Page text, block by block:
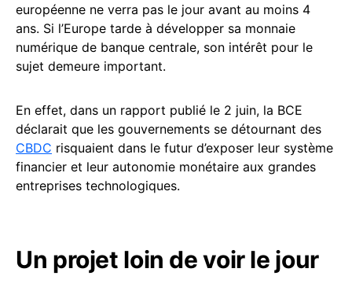
européenne ne verra pas le jour avant au moins 4
ans. Si l’Europe tarde à développer sa monnaie
numérique de banque centrale, son intérêt pour le
sujet demeure important.
En effet, dans un rapport publié le 2 juin, la BCE
déclarait que les gouvernements se détournant des
CBDC risquaient dans le futur d’exposer leur système
financier et leur autonomie monétaire aux grandes
entreprises technologiques.
Un projet loin de voir le jour